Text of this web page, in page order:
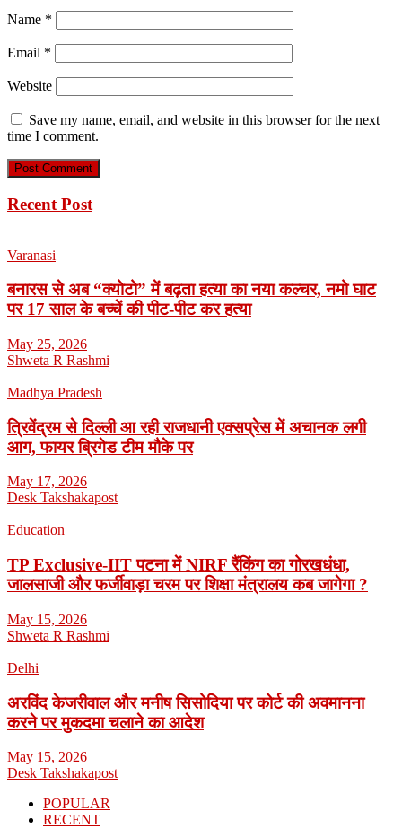
Name *
Email *
Website
Save my name, email, and website in this browser for the next
time I comment.
Recent Post
Varanasi
बनारस से अब “क्योटो” में बढ़ता हत्या का नया कल्चर, नमो घाट
पर 17 साल के बच्चें की पीट-पीट कर हत्या
May 25, 2026
Shweta R Rashmi
Madhya Pradesh
त्रिवेंद्रम से दिल्ली आ रही राजधानी एक्सप्रेस में अचानक लगी
आग, फायर ब्रिगेड टीम मौके पर
May 17, 2026
Desk Takshakapost
Education
TP Exclusive-IIT पटना में NIRF रैंकिंग का गोरखधंधा,
जालसाजी और फर्जीवाड़ा चरम पर शिक्षा मंत्रालय कब जागेगा ?
May 15, 2026
Shweta R Rashmi
Delhi
अरविंद केजरीवाल और मनीष सिसोदिया पर कोर्ट की अवमानना
करने पर मुकदमा चलाने का आदेश
May 15, 2026
Desk Takshakapost
POPULAR
RECENT